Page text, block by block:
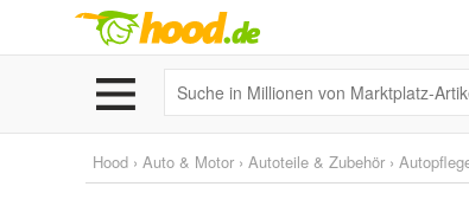
Hood › Auto & Motor › Autoteile & Zubehör ›